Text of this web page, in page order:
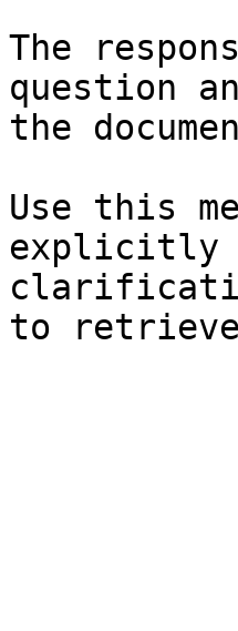
The
question
the
Use this
explicitly